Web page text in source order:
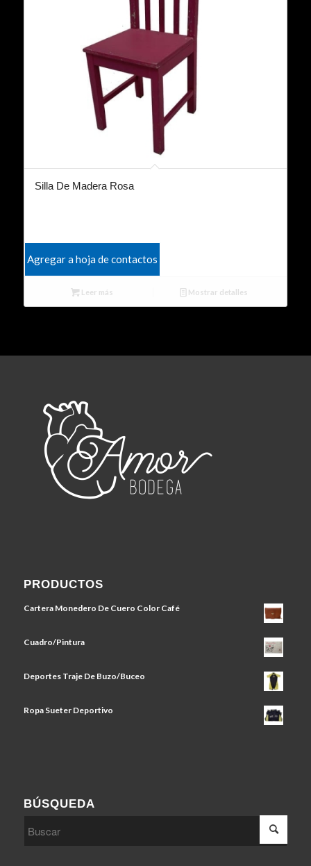
Silla De Madera Rosa
Agregar a hoja de contactos
Leer más Mostrar detalles
PRODUCTOS
Cartera Monedero De Cuero Color Café
Cuadro/Pintura
Deportes Traje De Buzo/Buceo
Ropa Sueter Deportivo
BÚSQUEDA